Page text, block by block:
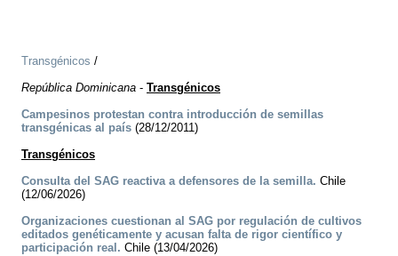
Transgénicos /
República Dominicana - Transgénicos
Campesinos protestan contra introducción de semillas
transgénicas al país (28/12/2011)
Transgénicos
Consulta del SAG reactiva a defensores de la semilla. Chile
(12/06/2026)
Organizaciones cuestionan al SAG por regulación de cultivos
editados genéticamente y acusan falta de rigor científico y
participación real. Chile (13/04/2026)